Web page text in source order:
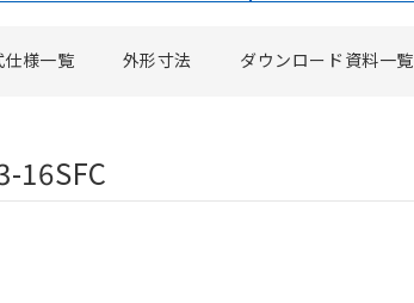
仕様一覧 外形寸法 ダウンロード資料一覧
16SFC